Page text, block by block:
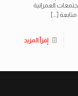
العمرانية
[…]
إقرأ المزيد